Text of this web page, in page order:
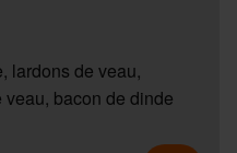
lardons de veau,
bacon de dinde